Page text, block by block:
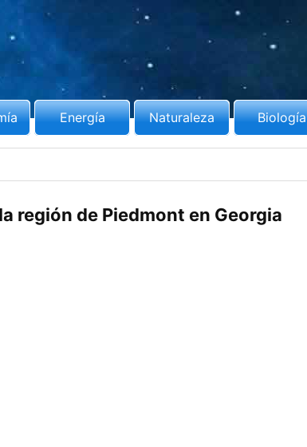
Energía Naturaleza Biología
región de Piedmont en Georgia